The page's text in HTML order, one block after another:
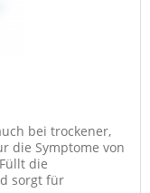
bei trockener,
die Symptome von
die
sorgt für